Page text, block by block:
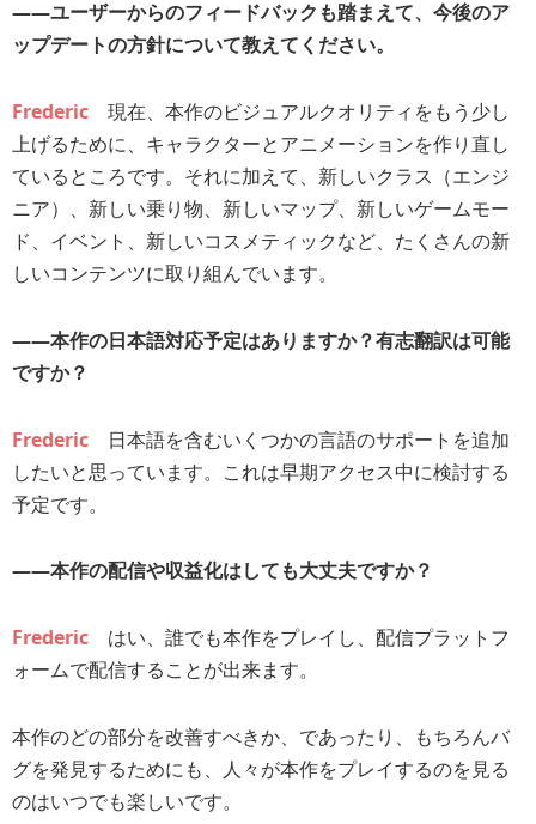
――ユーザーからのフィードバックも踏まえて、今後のア
ップデートの方針について教えてください。
Frederic 現在、本作のビジュアルクオリティをもう少し
上げるために、キャラクターとアニメーションを作り直し
ているところです。それに加えて、新しいクラス（エンジ
ニア）、新しい乗り物、新しいマップ、新しいゲームモー
ド、イベント、新しいコスメティックなど、たくさんの新
しいコンテンツに取り組んでいます。
――本作の日本語対応予定はありますか？有志翻訳は可能
ですか？
Frederic 日本語を含むいくつかの言語のサポートを追加
したいと思っています。これは早期アクセス中に検討する
予定です。
――本作の配信や収益化はしても大丈夫ですか？
Frederic はい、誰でも本作をプレイし、配信プラットフ
ォームで配信することが出来ます。
本作のどの部分を改善すべきか、であったり、もちろんバ
グを発見するためにも、人々が本作をプレイするのを見る
のはいつでも楽しいです。